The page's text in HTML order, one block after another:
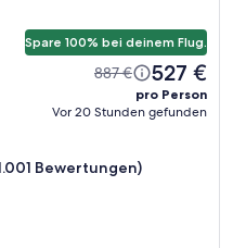
Spare 100% bei deinem Flug.
887 € 527 €
pro Person
Vor 20 Stunden gefunden
Bewertungen)